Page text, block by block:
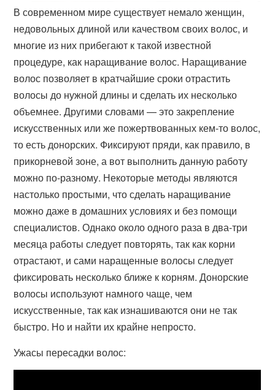
В современном мире существует немало женщин,
недовольных длиной или качеством своих волос, и
многие из них прибегают к такой известной
процедуре, как наращивание волос. Наращивание
волос позволяет в кратчайшие сроки отрастить
волосы до нужной длины и сделать их несколько
объемнее. Другими словами — это закрепление
искусственных или же пожертвованных кем-то волос,
то есть донорских. Фиксируют пряди, как правило, в
прикорневой зоне, а вот выполнить данную работу
можно по-разному. Некоторые методы являются
настолько простыми, что сделать наращивание
можно даже в домашних условиях и без помощи
специалистов. Однако около одного раза в два-три
месяца работы следует повторять, так как корни
отрастают, и сами наращенные волосы следует
фиксировать несколько ближе к корням. Донорские
волосы используют намного чаще, чем
искусственные, так как изнашиваются они не так
быстро. Но и найти их крайне непросто.
Ужасы пересадки волос: